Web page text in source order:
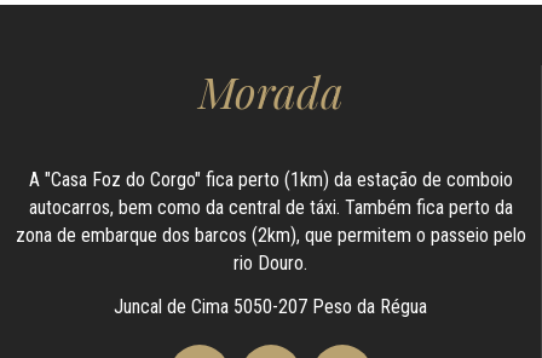
Morada
A "Casa Foz do Corgo" fica perto (1km) da estação de comboio
autocarros, bem como da central de táxi. Também fica perto da
zona de embarque dos barcos (2km), que permitem o passeio pelo
rio Douro.
Juncal de Cima 5050-207 Peso da Régua